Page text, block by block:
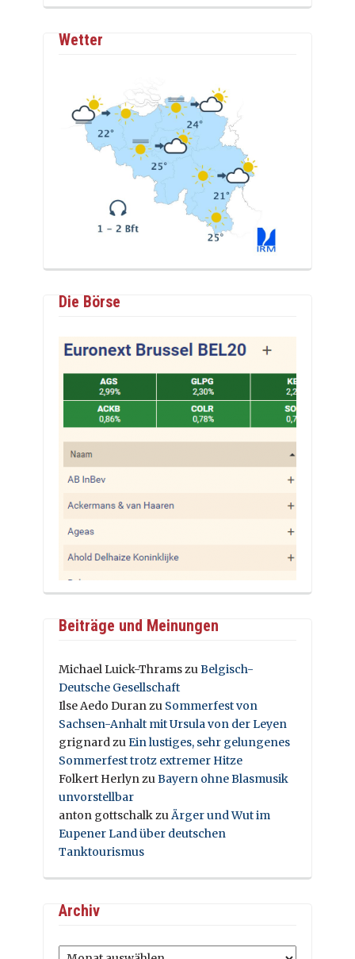
Wetter
Die Börse
Beiträge und Meinungen
Michael Luick-ThramszuBelgisch-
Deutsche Gesellschaft
Ilse Aedo Duranzu Sommerfest von
Sachsen-Anhalt mit Ursula von der Leyen
grignardzuEin lustiges, sehr gelungenes
Sommerfest trotz extremer Hitze
Folkert HerlynzuBayern ohne Blasmusik
unvorstellbar
anton gottschalkzuÄrger und Wut im
Eupener Land über deutschen
Tanktourismus
Archiv
Archiv